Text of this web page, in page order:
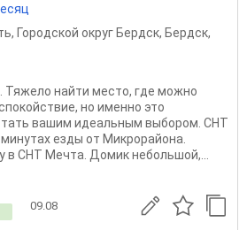
, Городской округ Бердск, Бердск,
Тяжело найти место, где можно
но именно это
вашим идеальным выбором. СНТ
езды от Микрорайона.
в СНТ Мечта. Домик небольшой,...
09.08